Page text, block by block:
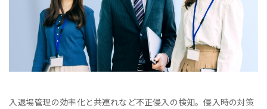
入退場管理の効率化と共連れなど不正侵入の検知。侵入時の対策